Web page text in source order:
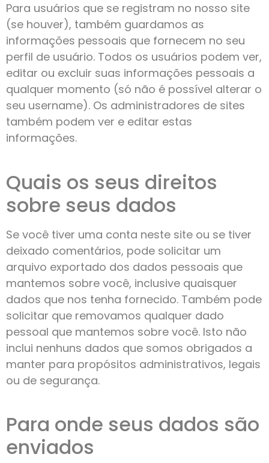
Para usuários que se registram no nosso site
(se houver), também guardamos as
informações pessoais que fornecem no seu
perfil de usuário. Todos os usuários podem ver,
editar ou excluir suas informações pessoais a
qualquer momento (só não é possível alterar o
seu username). Os administradores de sites
também podem ver e editar estas
informações.
Quais os seus direitos
sobre seus dados
Se você tiver uma conta neste site ou se tiver
deixado comentários, pode solicitar um
arquivo exportado dos dados pessoais que
mantemos sobre você, inclusive quaisquer
dados que nos tenha fornecido. Também pode
solicitar que removamos qualquer dado
pessoal que mantemos sobre você. Isto não
inclui nenhuns dados que somos obrigados a
manter para propósitos administrativos, legais
ou de segurança.
Para onde seus dados são
enviados